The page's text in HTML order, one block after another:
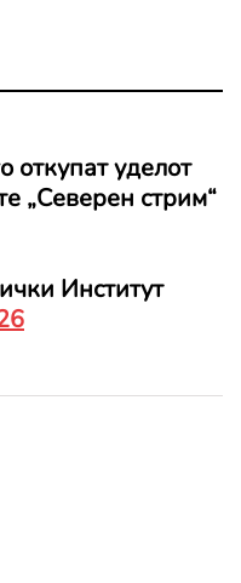
откупат уделот
„Северен стрим“
Институт